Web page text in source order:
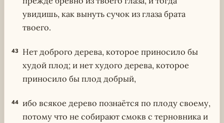
увидишь, как вынуть сучок из глаза брата
твоего.
43
Нет доброго дерева, которое приносило бы
худой плод; и нет худого дерева, которое
приносило бы плод добрый,
44 ибо всякое дерево познаётся по плоду своему,
потому что не собирают смокв с терновника и